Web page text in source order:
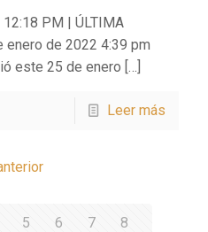
PM | ÚLTIMA
enero de 2022 4:39 pm
este 25 de enero […]
Leer más
5 6 7
8